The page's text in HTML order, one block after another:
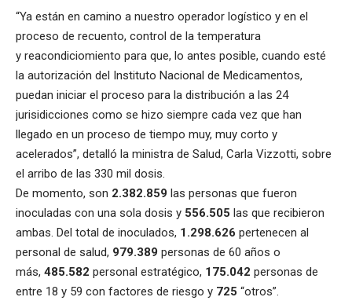
“Ya están en camino a nuestro operador logístico y en el
proceso de recuento, control de la temperatura
y reacondiciomiento para que, lo antes posible, cuando esté
la autorización del Instituto Nacional de Medicamentos,
puedan iniciar el proceso para la distribución a las 24
jurisidicciones como se hizo siempre cada vez que han
llegado en un proceso de tiempo muy, muy corto y
acelerados”, detalló la ministra de Salud, Carla Vizzotti, sobre
el arribo de las 330 mil dosis.
De momento, son 2.382.859 las personas que fueron
inoculadas con una sola dosis y 556.505 las que recibieron
ambas. Del total de inoculados, 1.298.626 pertenecen al
personal de salud, 979.389 personas de 60 años o
más, 485.582 personal estratégico, 175.042 personas de
entre 18 y 59 con factores de riesgo y 725 “otros”.